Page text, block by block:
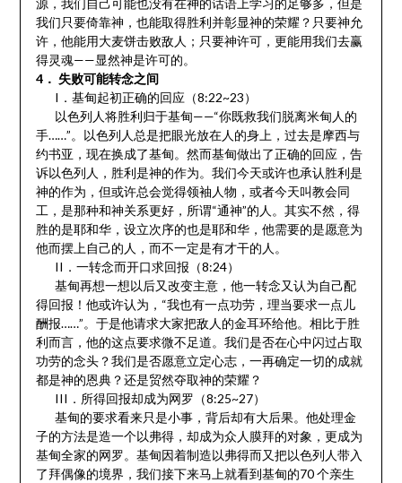
源，我们自己可能也没有在神的话语上学习的足够多，但是
我们只要倚靠神，也能取得胜利并彰显神的荣耀？只要神允
许，他能用大麦饼击败敌人；只要神许可，更能用我们去赢
得灵魂——显然神是许可的。
4． 失败可能转念之间
I．基甸起初正确的回应（8:22~23）
以色列人将胜利归于基甸——“你既救我们脱离米甸人的
手……”。以色列人总是把眼光放在人的身上，过去是摩西与
约书亚，现在换成了基甸。然而基甸做出了正确的回应，告
诉以色列人，胜利是神的作为。我们今天或许也承认胜利是
神的作为，但或许总会觉得领袖人物，或者今天叫教会同
工，是那种和神关系更好，所谓“通神”的人。其实不然，得
胜的是耶和华，设立次序的也是耶和华，他需要的是愿意为
他而摆上自己的人，而不一定是有才干的人。
II．一转念而开口求回报（8:24）
基甸再想一想以后又改变主意，他一转念又认为自己配
得回报！他或许认为，“我也有一点功劳，理当要求一点儿
酬报……”。于是他请求大家把敌人的金耳环给他。相比于胜
利而言，他的这点要求微不足道。我们是否在心中闪过占取
功劳的念头？我们是否愿意立定心志，一再确定一切的成就
都是神的恩典？还是贸然夺取神的荣耀？
III．所得回报却成为网罗（8:25~27）
基甸的要求看来只是小事，背后却有大后果。他处理金
子的方法是造一个以弗得，却成为众人膜拜的对象，更成为
基甸全家的网罗。基甸因着制造以弗得而又把以色列人带入
了拜偶像的境界，我们接下来马上就看到基甸的70 个亲生